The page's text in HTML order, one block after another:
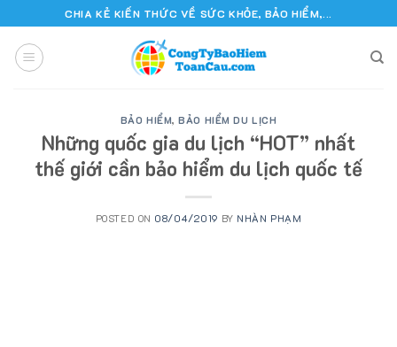
to
content
CHIA KẺ KIẾN THỨC VỀ SỨC KHỎE, BẢO HIỂM,...
BẢO HIỂM,BẢO HIỂM DU LỊCH
Những quốc gia du lịch “HOT” nhất
thế giới cần bảo hiểm du lịch quốc tế
POSTED ON 08/04/2019 BY NHÀN PHẠM